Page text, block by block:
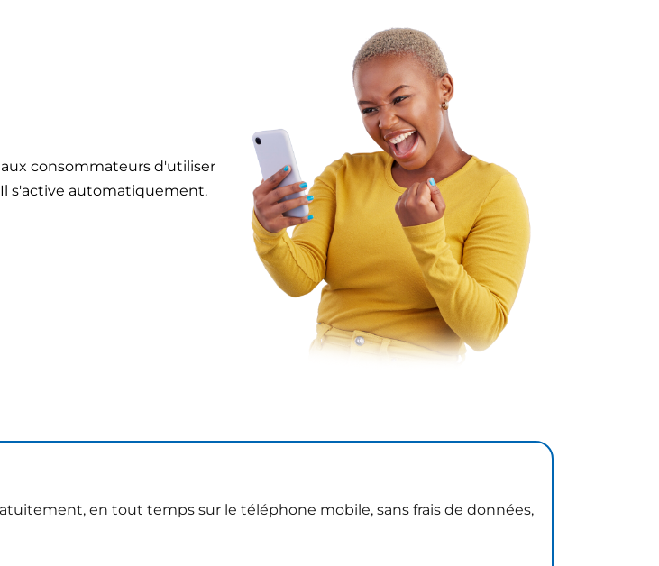
consommateurs d'utiliser
s'active automatiquement.
en tout temps sur le téléphone mobile, sans frais de données,